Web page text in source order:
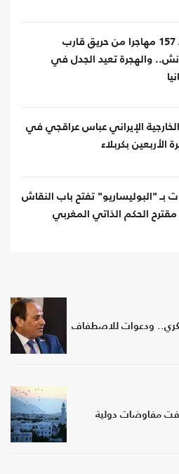
إنقاذ 157 مهاجرا من حريق قارب
والهجرة تعيد الجدل في
الخارجية الإيراني عباس عراقجي في
الأربعين بكربلاء
بـ "البوليساريو" تفتح باب النقاش
الحكم الذاتي المغربي
ودعوات للاصطفاف
مفاوضات دولية